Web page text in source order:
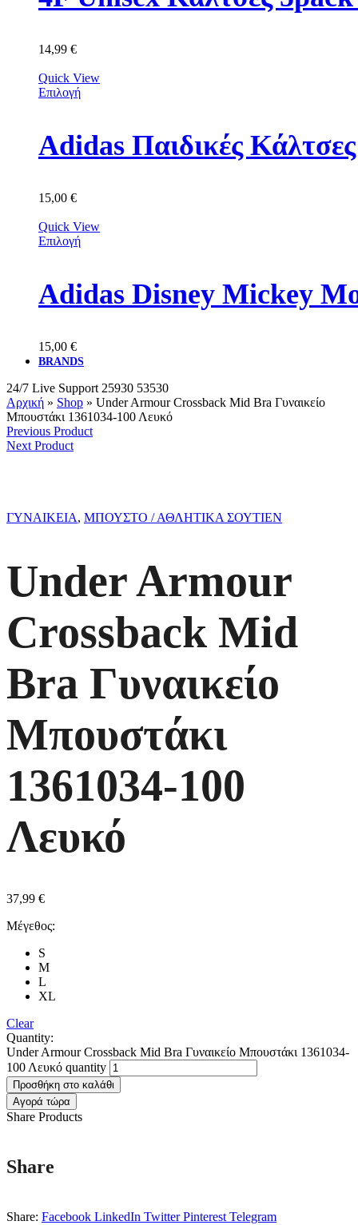
14,99 €
Quick View
Επιλογή
Adidas Παιδικές
15,00 €
Quick View
Επιλογή
Adidas Disney Mickey
15,00 €
BRANDS
24/7 Live Support 25930 53530
Αρχική » Shop » Under Armour Crossback Mid Bra Γυναικείο
Μπουστάκι 1361034-100 Λευκό
Previous Product
Next Product
ΓΥΝΑΙΚΕΙΑ, ΜΠΟΥΣΤΟ / ΑΘΛΗΤΙΚΑ ΣΟΥΤΙΕΝ
Under Armour
Crossback Mid
Bra Γυναικείο
Μπουστάκι
1361034-100
Λευκό
37,99 €
Μέγεθος:
S
M
L
XL
Clear
Quantity:
Under Armour Crossback Mid Bra Γυναικείο Μπουστάκι 1361034-
100 Λευκό quantity
Προσθήκη στο καλάθι
Αγορά τώρα
Share Products
Share
Share: Facebook LinkedIn Twitter Pinterest Telegram